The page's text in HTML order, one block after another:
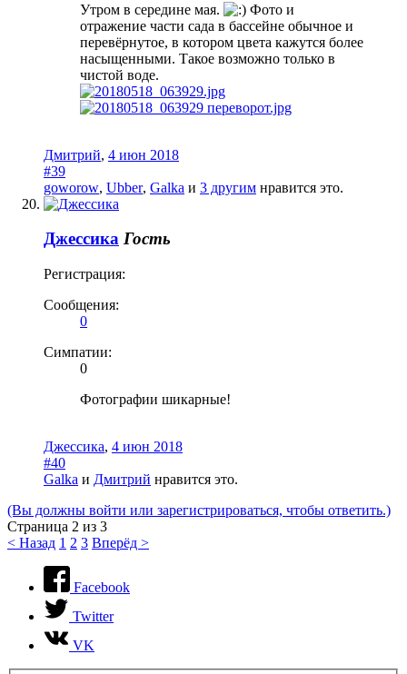
Утром в середине мая.
Фото и
отражение части сада в бассейне обычное и
перевёрнутое, в котором цвета кажутся более
насыщенными. Такое возможно только в
чистой воде.
Дмитрий, 4 июн 2018
#39
goworow, Ubber, Galka и 3 другим нравится это.
Джессика Гость
Регистрация:
Сообщения:
0
Симпатии:
0
Фотографии шикарные!
Джессика, 4 июн 2018
#40
Galka и Дмитрий нравится это.
(Вы должны войти или зарегистрироваться, чтобы ответить.)
Страница 2 из 3
< Назад 1 2 3 Вперёд >
Facebook
Twitter
VK